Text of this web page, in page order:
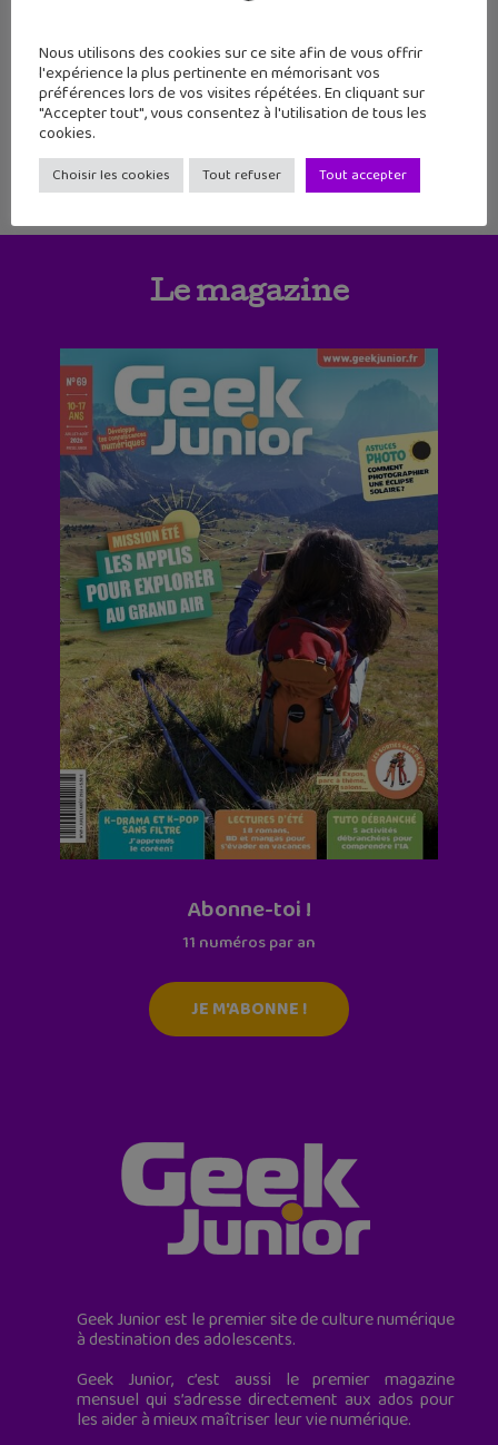
19 20 21 22 23 24 25
26 27 28
Le magazine
Abonne-toi !
11 numéros par an
JE M'ABONNE !
Geek Junior est le premier site de culture numérique
à destination des adolescents.
Geek Junior, c’est aussi le premier magazine
mensuel qui s’adresse directement aux ados pour
les aider à mieux maîtriser leur vie numérique.
Nous utilisons des cookies sur ce site afin de vous offrir
l'expérience la plus pertinente en mémorisant vos
préférences lors de vos visites répétées. En cliquant sur
"Accepter tout", vous consentez à l'utilisation de tous les
cookies.
Choisir les cookies Tout refuser Tout accepter